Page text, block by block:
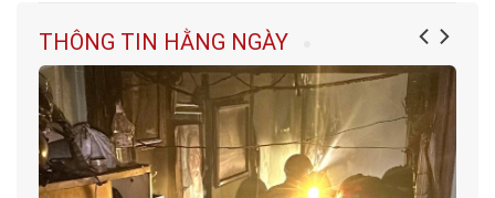
THÔNG TIN HẰNG NGÀY